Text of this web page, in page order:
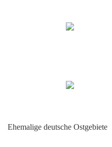
Ehemalige deutsche Ostgebiete